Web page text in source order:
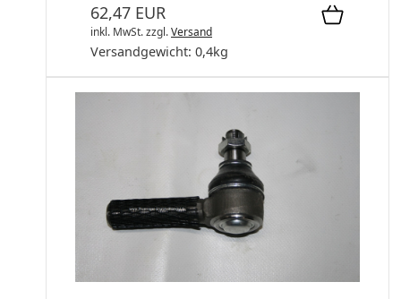
62,47 EUR
inkl. MwSt.zzgl.Versand
Versandgewicht: 0,4kg